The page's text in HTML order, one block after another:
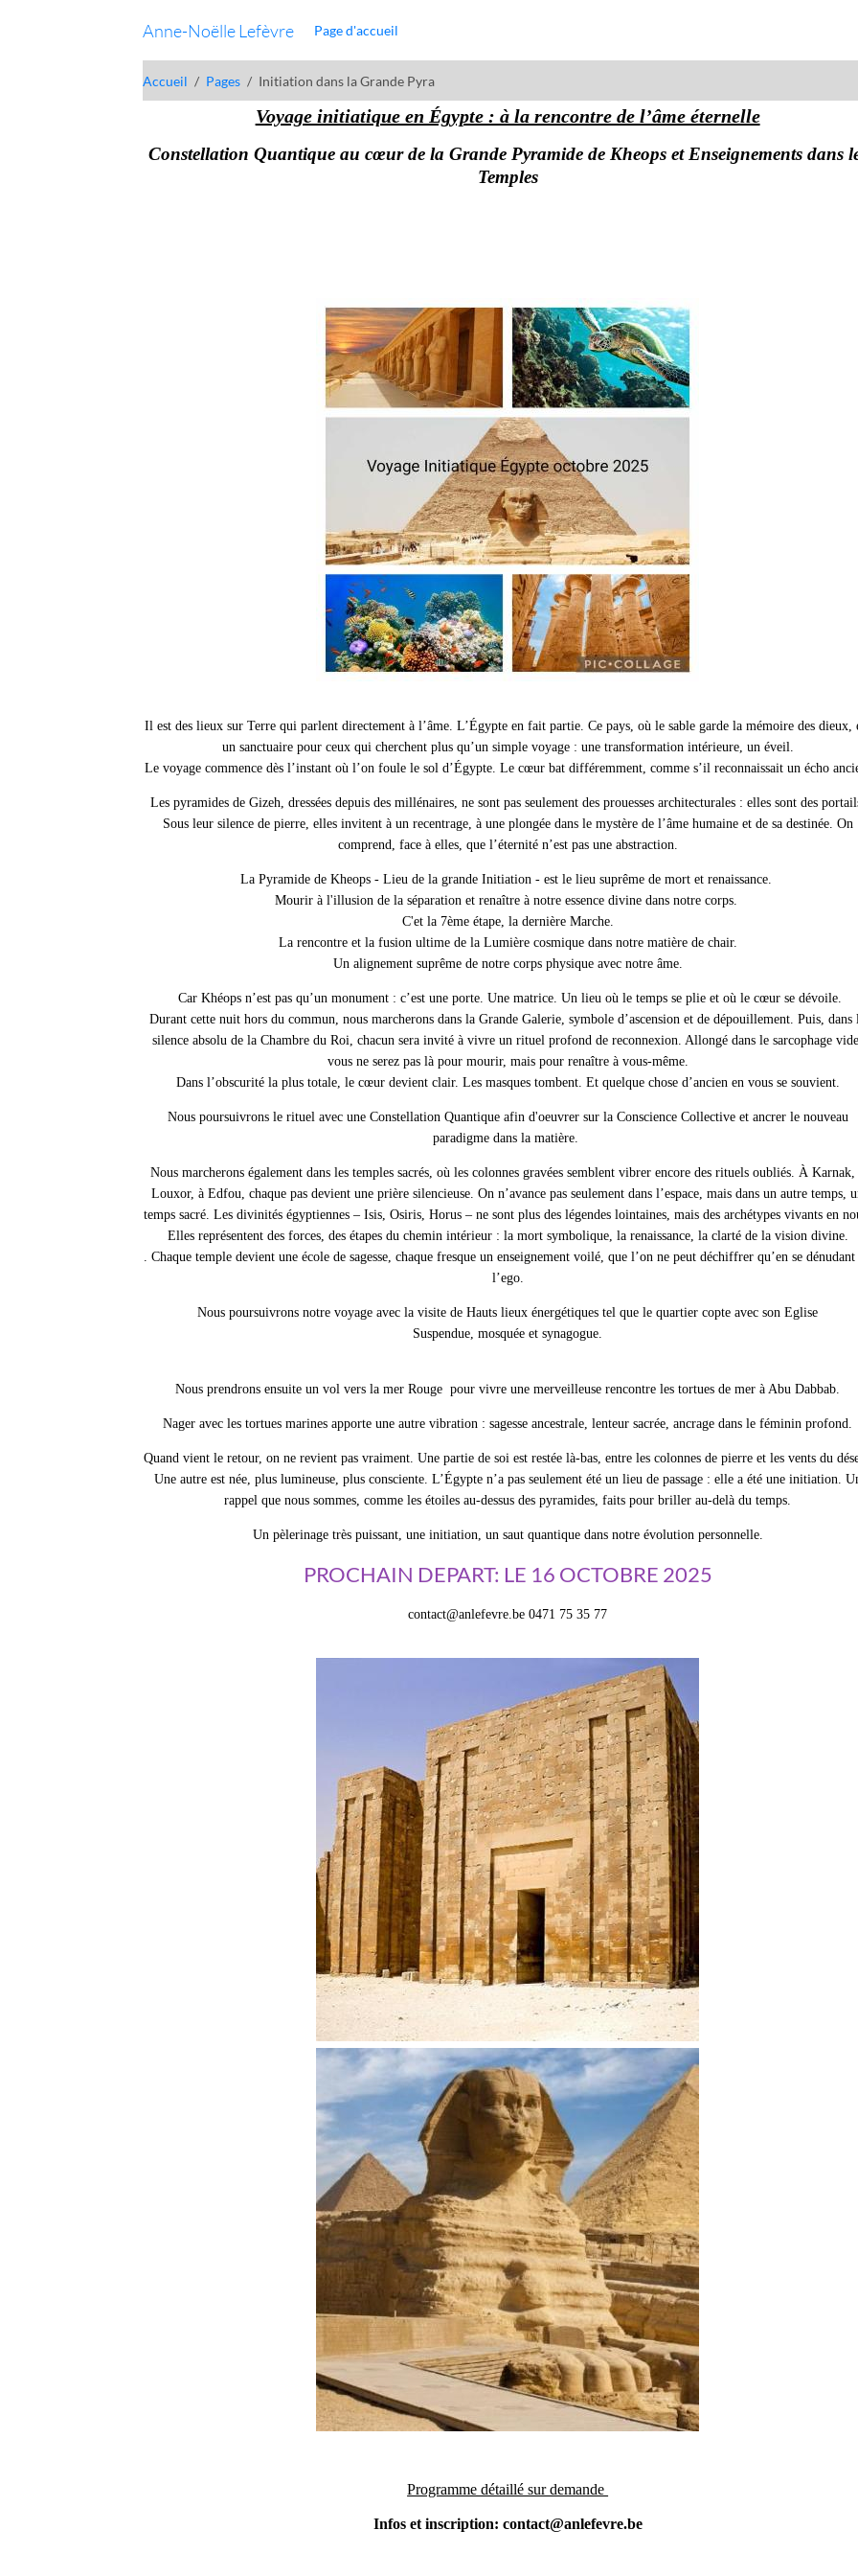
Anne-Noëlle Lefèvre Page d'accueil
Accueil Pages Initiation dans la Grande Pyra
Voyage initiatique en Égypte : à la rencontre de l’âme éternelle
Constellation Quantique au cœur de la Grande Pyramide de Kheops et Enseignements dans
Temples
Il est des lieux sur Terre qui parlent directement à l’âme. L’Égypte en fait partie. Ce pays, où le sable garde la mémoire des dieux,
un sanctuaire pour ceux qui cherchent plus qu’un simple voyage : une transformation intérieure, un éveil.
Le voyage commence dès l’instant où l’on foule le sol d’Égypte. Le cœur bat différemment, comme s’il reconnaissait un écho
Les pyramides de Gizeh, dressées depuis des millénaires, ne sont pas seulement des prouesses architecturales : elles sont des
Sous leur silence de pierre, elles invitent à un recentrage, à une plongée dans le mystère de l’âme humaine et de sa destinée. On
comprend, face à elles, que l’éternité n’est pas une abstraction.
La Pyramide de Kheops - Lieu de la grande Initiation - est le lieu suprême de mort et renaissance.
Mourir à l'illusion de la séparation et renaître à notre essence divine dans notre corps.
C'et la 7ème étape, la dernière Marche.
La rencontre et la fusion ultime de la Lumière cosmique dans notre matière de chair.
Un alignement suprême de notre corps physique avec notre âme.
Car Khéops n’est pas qu’un monument : c’est une porte. Une matrice. Un lieu où le temps se plie et où le cœur se dévoile.
Durant cette nuit hors du commun, nous marcherons dans la Grande Galerie, symbole d’ascension et de dépouillement. Puis, dans
silence absolu de la Chambre du Roi, chacun sera invité à vivre un rituel profond de reconnexion. Allongé dans le sarcophage
vous ne serez pas là pour mourir, mais pour renaître à vous-même.
Dans l’obscurité la plus totale, le cœur devient clair. Les masques tombent. Et quelque chose d’ancien en vous se souvient.
Nous poursuivrons le rituel avec une Constellation Quantique afin d'oeuvrer sur la Conscience Collective et ancrer le nouveau
paradigme dans la matière.
Nous marcherons également dans les temples sacrés, où les colonnes gravées semblent vibrer encore des rituels oubliés. À Karnak,
Louxor, à Edfou, chaque pas devient une prière silencieuse. On n’avance pas seulement dans l’espace, mais dans un autre temps,
temps sacré. Les divinités égyptiennes – Isis, Osiris, Horus – ne sont plus des légendes lointaines, mais des archétypes vivants en
Elles représentent des forces, des étapes du chemin intérieur : la mort symbolique, la renaissance, la clarté de la vision divine.
. Chaque temple devient une école de sagesse, chaque fresque un enseignement voilé, que l’on ne peut déchiffrer qu’en se dénudant
l’ego.
Nous poursuivrons notre voyage avec la visite de Hauts lieux énergétiques tel que le quartier copte avec son Eglise
Suspendue, mosquée et synagogue.
Nous prendrons ensuite un vol vers la mer Rouge pour vivre une merveilleuse rencontre les tortues de mer à Abu Dabbab.
Nager avec les tortues marines apporte une autre vibration : sagesse ancestrale, lenteur sacrée, ancrage dans le féminin profond.
Quand vient le retour, on ne revient pas vraiment. Une partie de soi est restée là-bas, entre les colonnes de pierre et les vents du
Une autre est née, plus lumineuse, plus consciente. L’Égypte n’a pas seulement été un lieu de passage : elle a été une initiation.
rappel que nous sommes, comme les étoiles au-dessus des pyramides, faits pour briller au-delà du temps.
Un pèlerinage très puissant, une initiation, un saut quantique dans notre évolution personnelle.
PROCHAIN DEPART: LE 16 OCTOBRE 2025
contact@anlefevre.be 0471 75 35 77
Programme détaillé sur demande
Infos et inscription: contact@anlefevre.be